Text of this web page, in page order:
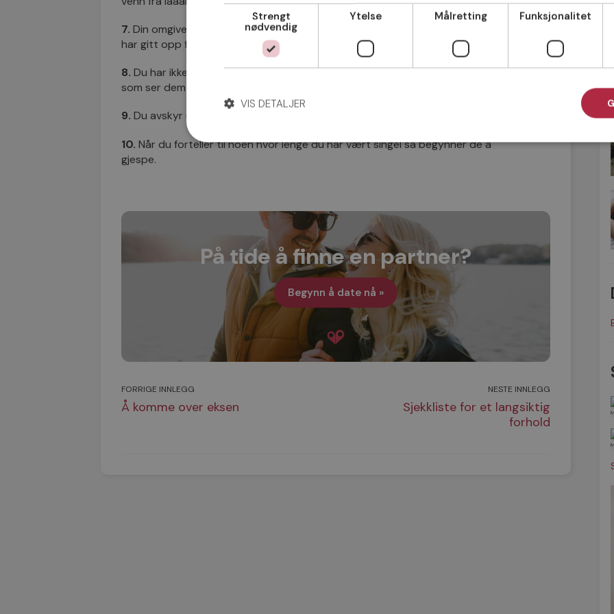
7. Din omgivelse har sluttet å spørre
har gitt opp for lenge siden.
8. Du har ikke kjøpt nytt undertøy på mange år. Det er ingen andre enn deg
som ser dem likevel (muligens katten da).
9. Du avskyr uttrykket
10. Når du forteller til noen hvor lenge du har vært singel så begynner de å
gjespe.
På tide å finne en partner?
Begynn å date nå »
FORRIGE INNLEGG
Å komme over eksen
NESTE INNLEGG
Sjekkliste for et langsiktig
forhold
Strengt
nødvendig
Ytelse Målretting Funksjonalitet
VIS DETALJER